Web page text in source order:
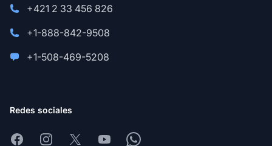
+421 2 33 456 826
+1-888-842-9508
+1-508-469-5208
Redes sociales
FacebookInstagram
X YoutubeWhatsapp